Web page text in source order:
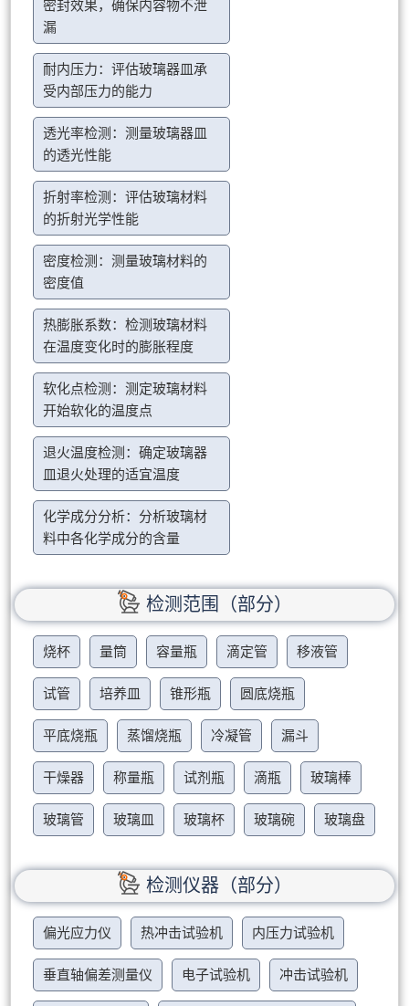
密封效果，确保内容物不泄
漏
耐内压力：评估玻璃器皿承
受内部压力的能力
透光率检测：测量玻璃器皿
的透光性能
折射率检测：评估玻璃材料
的折射光学性能
密度检测：测量玻璃材料的
密度值
热膨胀系数：检测玻璃材料
在温度变化时的膨胀程度
软化点检测：测定玻璃材料
开始软化的温度点
退火温度检测：确定玻璃器
皿退火处理的适宜温度
化学成分分析：分析玻璃材
料中各化学成分的含量
检测范围（部分）
烧杯 量筒 容量瓶 滴定管 移液管
试管 培养皿 锥形瓶 圆底烧瓶
平底烧瓶 蒸馏烧瓶 冷凝管 漏斗
干燥器 称量瓶 试剂瓶 滴瓶 玻璃棒
玻璃管 玻璃皿 玻璃杯 玻璃碗 玻璃盘
检测仪器（部分）
偏光应力仪 热冲击试验机 内压力试验机
垂直轴偏差测量仪 电子试验机 冲击试验机